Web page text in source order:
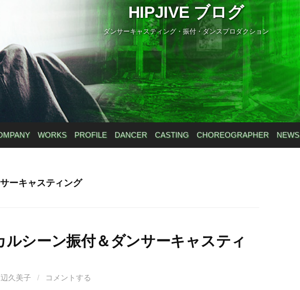
HIPJIVE ブログ
ダンサーキャスティング・振付・ダンスプロダクション
WORKS PROFILE DANCER CASTING CHOREOGRAPHER NEWS
ーキャスティング
ルシーン振付＆ダンサーキャスティ
辺久美子 / コメントする